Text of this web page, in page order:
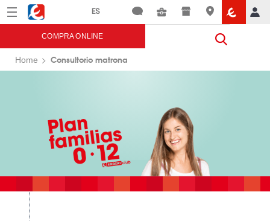
Menú Eroski
COMPRA ONLINE
Home Consultorio matrona